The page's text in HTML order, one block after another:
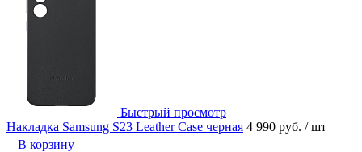
Быстрый просмотр
Накладка Samsung S23 Leather Case черная 4 990 руб. / шт
В корзину